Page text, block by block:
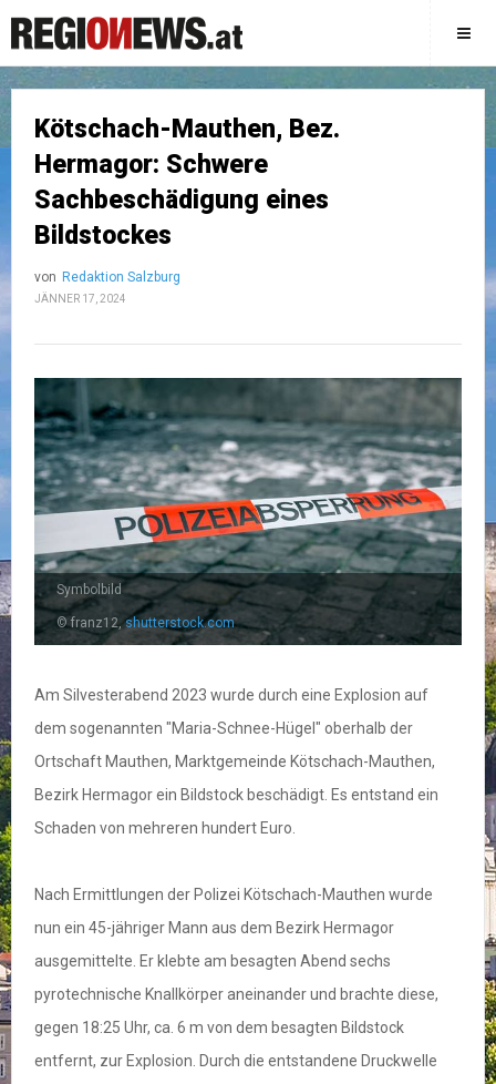
Kötschach-Mauthen, Bez.
Hermagor: Schwere
Sachbeschädigung eines
Bildstockes
von Redaktion Salzburg
JÄNNER 17, 2024
Symbolbild
© franz12, shutterstock.com
Am Silvesterabend 2023 wurde durch eine Explosion auf
dem sogenannten "Maria-Schnee-Hügel" oberhalb der
Ortschaft Mauthen, Marktgemeinde Kötschach-Mauthen,
Bezirk Hermagor ein Bildstock beschädigt. Es entstand ein
Schaden von mehreren hundert Euro.
Nach Ermittlungen der Polizei Kötschach-Mauthen wurde
nun ein 45-jähriger Mann aus dem Bezirk Hermagor
ausgemittelte. Er klebte am besagten Abend sechs
pyrotechnische Knallkörper aneinander und brachte diese,
gegen 18:25 Uhr, ca. 6 m von dem besagten Bildstock
entfernt, zur Explosion. Durch die entstandene Druckwelle